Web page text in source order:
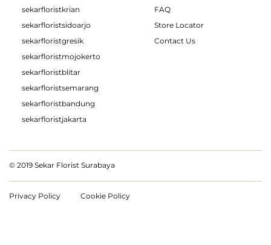
sekarfloristkrian
sekarfloristsidoarjo
sekarfloristgresik
sekarfloristmojokerto
sekarfloristblitar
sekarfloristsemarang
sekarfloristbandung
sekarfloristjakarta
FAQ
Store Locator
Contact Us
© 2019 Sekar Florist Surabaya
Privacy Policy Cookie Policy